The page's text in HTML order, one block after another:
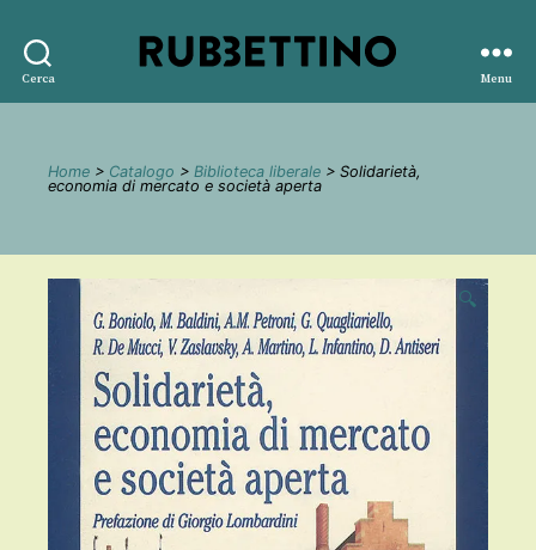
Cerca
editore
Menu
Home > Catalogo > Biblioteca liberale > Solidarietà,
economia di mercato e società aperta
🔍